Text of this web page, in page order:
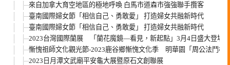
來自加拿大育空地區的極地呼喚 白馬市道森市強強聯手攬客
臺南國際婦女節「相信自己、勇敢愛」 打造婦女共融新時代
臺南國際婦女節「相信自己、勇敢愛」 打造婦女共融新時代
2023台灣國際蘭展 「蘭花魔鏡—看見，新起點」3月4日盛大登場
慚愧祖師文化觀光節-2023鹿谷鄉慚愧文化季 明華園「周公法鬥
2023日月潭文武廟平安龜大展暨原石文創聯展